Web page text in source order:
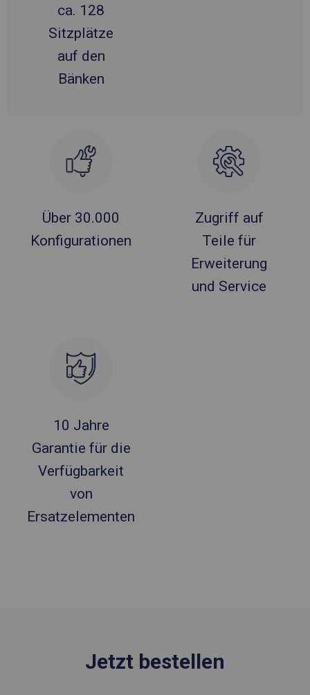
ca. 128
Sitzplätze
auf den
Bänken
Über 30.000
Konfigurationen
Zugriff auf
Teile für
Erweiterung
und Service
10 Jahre
Garantie für die
Verfügbarkeit
von
Ersatzelementen
Jetzt bestellen